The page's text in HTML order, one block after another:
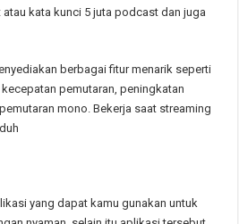
kata kunci 5 juta podcast dan juga
berbagai fitur menarik seperti
pemutaran, peningkatan
mono. Bekerja saat streaming
yang dapat kamu gunakan untuk